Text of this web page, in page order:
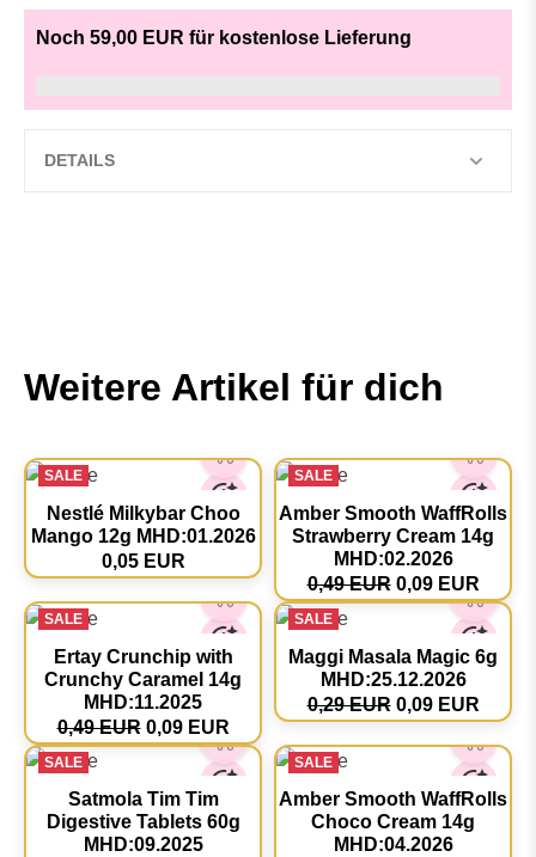
Noch 59,00 EUR für kostenlose Lieferung
DETAILS
Weitere Artikel für dich
SALE
Nestlé Milkybar Choo
Mango 12g MHD:01.2026
0,05 EUR
SALE
Amber Smooth WaffRolls
Strawberry Cream 14g
MHD:02.2026
0,49 EUR 0,09 EUR
SALE
Ertay Crunchip with
Crunchy Caramel 14g
MHD:11.2025
0,49 EUR 0,09 EUR
SALE
Maggi Masala Magic 6g
MHD:25.12.2026
0,29 EUR 0,09 EUR
SALE
Satmola Tim Tim
Digestive Tablets 60g
MHD:09.2025
SALE
Amber Smooth WaffRolls
Choco Cream 14g
MHD:04.2026